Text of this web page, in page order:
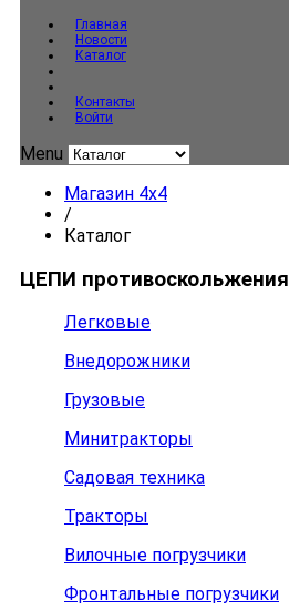
Главная
Новости
Каталог
Контакты
Войти
Menu
Магазин 4x4
/
Каталог
ЦЕПИ противоскольжения
Легковые
Внедорожники
Грузовые
Минитракторы
Садовая техника
Тракторы
Вилочные погрузчики
Фронтальные погрузчики